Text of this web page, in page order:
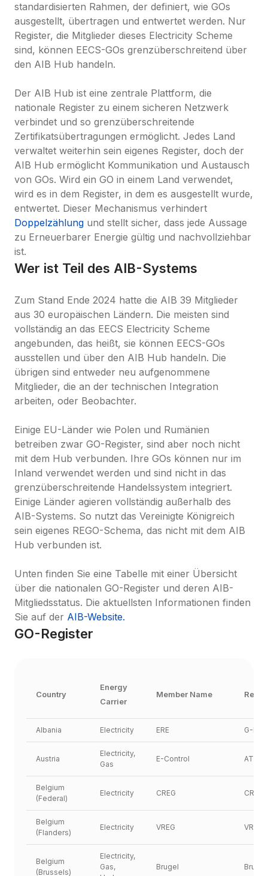
standardisierten Rahmen, der definiert, wie GOs
ausgestellt, übertragen und entwertet werden. Nur
Register, die Mitglieder dieses Electricity Scheme
sind, können EECS-GOs grenzüberschreitend über
den AIB Hub handeln.
Der AIB Hub ist eine zentrale Plattform, die
nationale Register zu einem sicheren Netzwerk
verbindet und so grenzüberschreitende
Zertifikatsübertragungen ermöglicht. Jedes Land
verwaltet weiterhin sein eigenes Register, doch der
AIB Hub ermöglicht Kommunikation und Austausch
von GOs. Wird ein GO in einem Land verwendet,
wird es in dem Register, in dem es ausgestellt wurde,
Doppelzählung und stellt sicher, dass jede Aussage
zu Erneuerbarer Energie gültig und nachvollziehbar
ist.
Wer ist Teil des AIB-Systems
Zum Stand Ende 2024 hatte die AIB 39 Mitglieder
aus 30 europäischen Ländern. Die meisten sind
vollständig an das EECS Electricity Scheme
angebunden, das heißt, sie können EECS-GOs
ausstellen und über den AIB Hub handeln. Die
übrigen sind entweder neu aufgenommene
Mitglieder, die an der technischen Integration
arbeiten, oder Beobachter.
Einige EU-Länder wie Polen und Rumänien
betreiben zwar GO-Register, sind aber noch nicht
mit dem Hub verbunden. Ihre GOs können nur im
Inland verwendet werden und sind nicht in das
grenzüberschreitende Handelssystem integriert.
Einige Länder agieren vollständig außerhalb des
AIB-Systems. So nutzt das Vereinigte Königreich
sein eigenes REGO-Schema, das nicht mit dem AIB
Hub verbunden ist.
Unten finden Sie eine Tabelle mit einer Übersicht
über die nationalen GO-Register und deren AIB-
Mitgliedsstatus. Die aktuellsten Informationen finden
Sie auf der AIB-Website.
GO-Register
Country
Energy
Carrier
Member Name
Albania Electricity ERE G-REX
Austria
Electricity,
Gas
E-Control ATOS
Belgium
(Federal)
Electricity CREG CREG
Belgium
(Flanders)
Electricity VREG VREG
Belgium
(Brussels)
Electricity,
Gas,
Brugel Brugel